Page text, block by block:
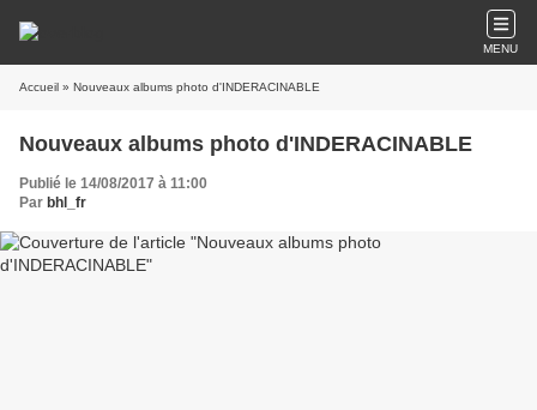
MENU
Accueil » Nouveaux albums photo d'INDERACINABLE
Nouveaux albums photo d'INDERACINABLE
Publié le 14/08/2017 à 11:00
Par bhl_fr